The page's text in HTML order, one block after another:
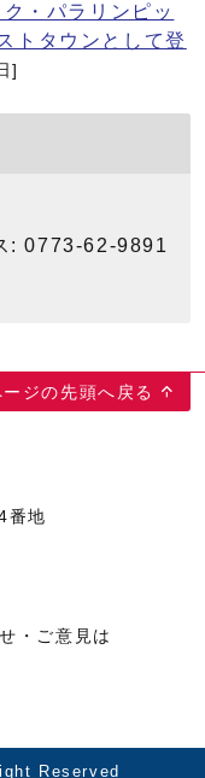
・パラリンピッ
トタウンとして登
]
: 0773-62-9891
ージの先頭へ戻る
番地
・ご意見は
Reserved